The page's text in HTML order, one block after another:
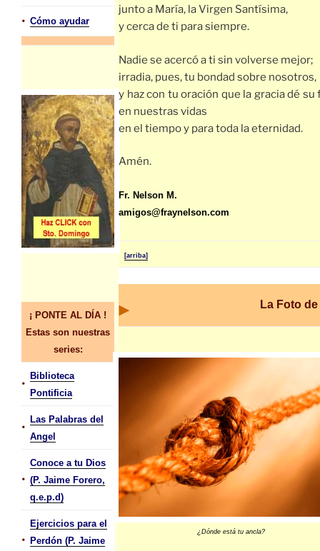
• Cómo ayudar
¡ PONTE AL DÍA !
Estas son nuestras
series:
•
Biblioteca
Pontificia
•
Las Palabras del
Angel
•
Conoce a tu Dios
(P. Jaime Forero,
q.e.p.d)
•
Ejercicios para el
Perdón (P. Jaime
junto a María, la Virgen Santísima,
y cerca de ti para siempre.
Nadie se acercó a ti sin volverse mejor;
irradia, pues, tu bondad sobre nosotros,
y haz con tu oración que la gracia dé su
en nuestras vidas
en el tiempo y para toda la eternidad.
Amén.
Fr. Nelson M.
amigos@fraynelson.com
[arriba]
La Foto
¿Dónde está tu ancla?